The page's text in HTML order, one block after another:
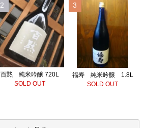
2
百黙 純米吟醸 720L
SOLD OUT
3
福寿 純米吟醸 1.8L
SOLD OUT